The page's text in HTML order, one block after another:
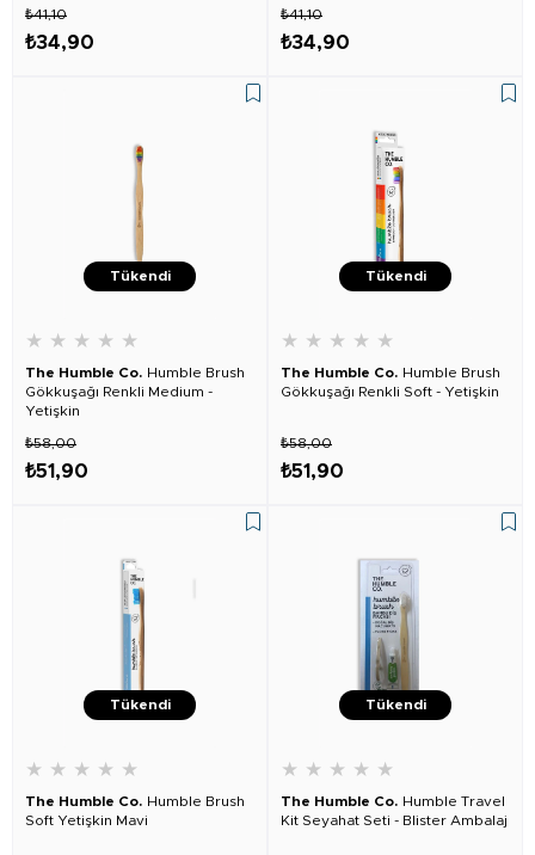
₺34,90
₺41,10
₺34,90
₺41,10
Tükendi
★ ★ ★ ★ ★
The Humble Co. Humble Brush
Gökkuşağı Renkli Medium -
Yetişkin
₺51,90
₺58,00
Tükendi
★ ★ ★ ★ ★
The Humble Co. Humble Brush
Gökkuşağı Renkli Soft - Yetişkin
₺51,90
₺58,00
Tükendi
★ ★ ★ ★ ★
The Humble Co. Humble Brush
Soft Yetişkin Mavi
Tükendi
★ ★ ★ ★ ★
The Humble Co. Humble Travel
Kit Seyahat Seti - Blister Ambalaj